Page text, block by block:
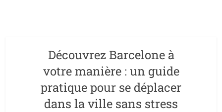
Découvrez Barcelone à
votre manière : un guide
pratique pour se déplacer
dans la ville sans stress